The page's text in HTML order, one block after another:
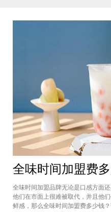
全味时间加盟品牌无论是口感方面
他们在市面上很难被取代，并且他
鲜感，那么全味时间加盟费多少钱